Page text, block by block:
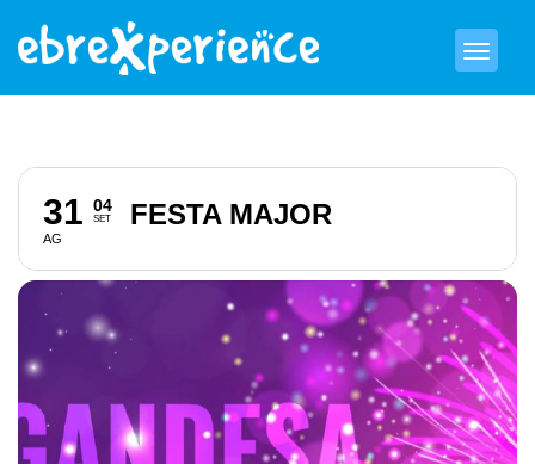
31
AG
04
SET FESTA MAJOR